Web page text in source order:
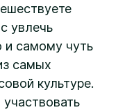
увлечь
и самому чуть
самых
культуре.